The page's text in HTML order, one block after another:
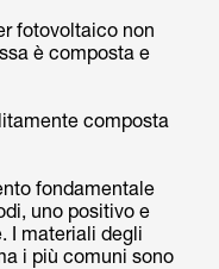
fotovoltaico non
è composta e
composta
fondamentale
uno positivo e
I materiali degli
i più comuni sono